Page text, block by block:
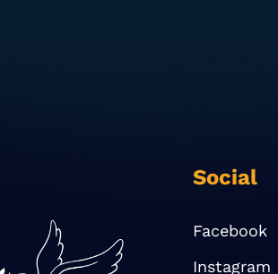
Social
Facebook
Instagram